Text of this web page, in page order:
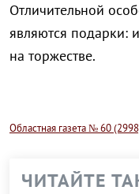
Отличительной
являются подарки:
на торжестве.
Областная газета № 60
ЧИТАЙТЕ